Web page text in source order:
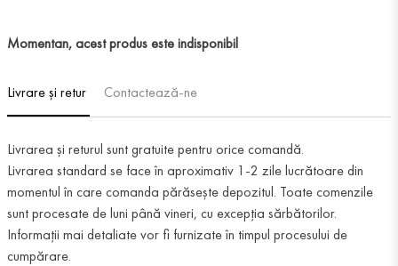
Momentan, acest produs este indisponibil
Livrare și retur Contactează-ne
Livrarea și returul sunt gratuite pentru orice comandă.
Livrarea standard se face în aproximativ 1-2 zile lucrătoare din
momentul în care comanda părăsește depozitul. Toate comenzile
sunt procesate de luni până vineri, cu excepția sărbătorilor.
Informații mai detaliate vor fi furnizate în timpul procesului de
cumpărare.